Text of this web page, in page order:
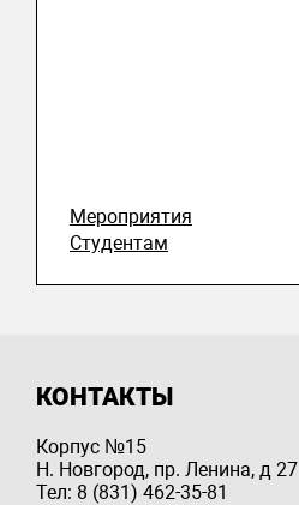
Мероприятия
Студентам
КОНТАКТЫ
Корпус №15
Н. Новгород, пр. Ленина, д 27
Тел: 8 (831) 462-35-81